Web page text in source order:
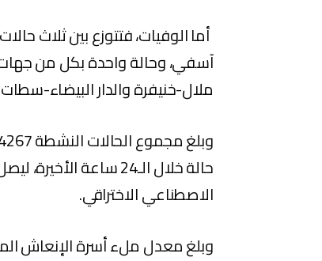
أما الوفيات، فتتوزع بين ثلاث
آسفي، وحالة واحدة بكل من
ملال-خنيفرة والدار البيضاء-
الاصطناعي الاختراقي.
وبلغ معدل ملء أسرة الإنعاش المخصصة لـ